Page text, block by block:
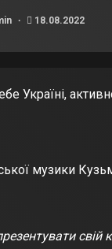
18.08.2022
Україні,
музики